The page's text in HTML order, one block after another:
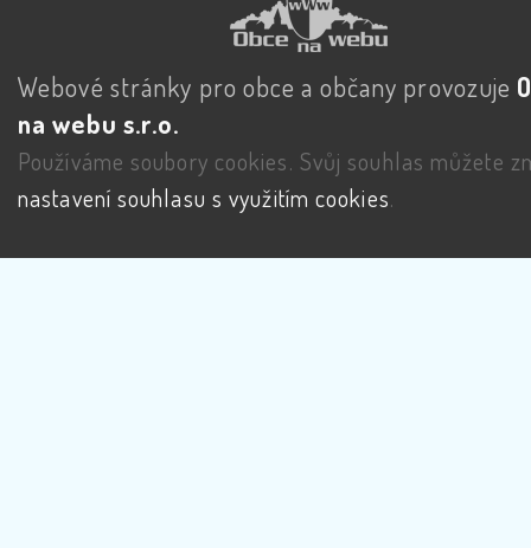
Webové stránky pro obce a občany provozuje
na webu s.r.o.
Používáme soubory cookies. Svůj souhlas můžete
nastavení souhlasu s využitím cookies.